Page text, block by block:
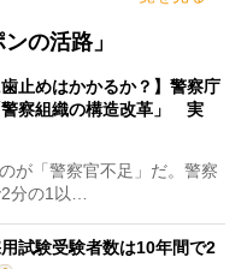
の活路」
歯止めはかかるか？】警察庁
察組織の構造改革」 実
が「警察官不足」だ。警察
2分の1以…
試験受験者数は10年間で2